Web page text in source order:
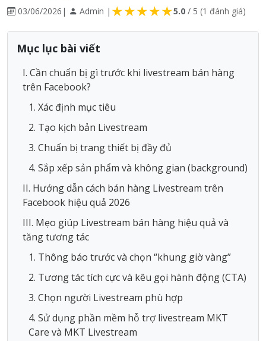
03/06/2026 | Admin | ★
★
★
★
★ 5.0 / 5 (1 đánh giá)
Mục lục bài viết
I. Cần chuẩn bị gì trước khi livestream bán hàng
trên Facebook?
1. Xác định mục tiêu
2. Tạo kịch bản Livestream
3. Chuẩn bị trang thiết bị đầy đủ
4. Sắp xếp sản phẩm và không gian (background)
II. Hướng dẫn cách bán hàng Livestream trên
Facebook hiệu quả 2026
III. Mẹo giúp Livestream bán hàng hiệu quả và
tăng tương tác
1. Thông báo trước và chọn “khung giờ vàng”
2. Tương tác tích cực và kêu gọi hành động (CTA)
3. Chọn người Livestream phù hợp
4. Sử dụng phần mềm hỗ trợ livestream MKT
Care và MKT Livestream